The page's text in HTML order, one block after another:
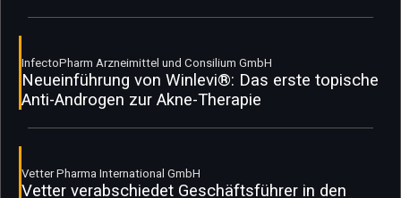
InfectoPharm Arzneimittel und Consilium GmbH
Neueinführung von Winlevi®: Das erste topische
Anti-Androgen zur Akne-Therapie
Vetter Pharma International GmbH
Vetter verabschiedet Geschäftsführer in den